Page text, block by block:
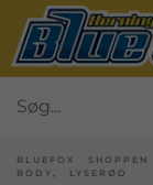
BLUEFOX SHOPPEN
BODY, LYSERØD